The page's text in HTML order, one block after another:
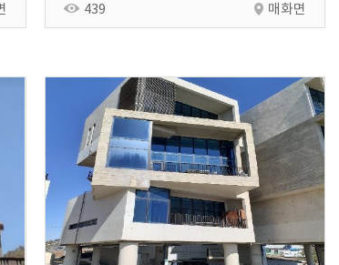
439 매화면